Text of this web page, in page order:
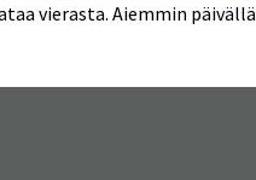
vierasta. Aiemmin päivällä